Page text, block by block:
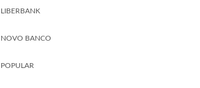
LIBERBANK
NOVO BANCO
POPULAR